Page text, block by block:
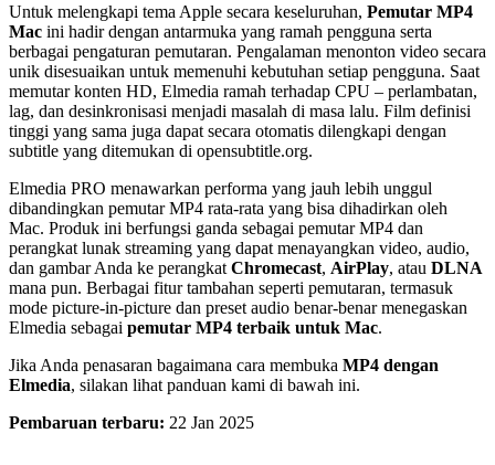
Untuk melengkapi tema Apple secara keseluruhan, Pemutar MP4
Mac ini hadir dengan antarmuka yang ramah pengguna serta
berbagai pengaturan pemutaran. Pengalaman menonton video secara
unik disesuaikan untuk memenuhi kebutuhan setiap pengguna. Saat
memutar konten HD, Elmedia ramah terhadap CPU – perlambatan,
lag, dan desinkronisasi menjadi masalah di masa lalu. Film definisi
tinggi yang sama juga dapat secara otomatis dilengkapi dengan
subtitle yang ditemukan di opensubtitle.org.
Elmedia PRO menawarkan performa yang jauh lebih unggul
dibandingkan pemutar MP4 rata-rata yang bisa dihadirkan oleh
Mac. Produk ini berfungsi ganda sebagai pemutar MP4 dan
perangkat lunak streaming yang dapat menayangkan video, audio,
dan gambar Anda ke perangkat Chromecast, AirPlay, atau DLNA
mana pun. Berbagai fitur tambahan seperti pemutaran, termasuk
mode picture-in-picture dan preset audio benar-benar menegaskan
Elmedia sebagai pemutar MP4 terbaik untuk Mac.
Jika Anda penasaran bagaimana cara membuka MP4 dengan
Elmedia, silakan lihat panduan kami di bawah ini.
Pembaruan terbaru: 22 Jan 2025